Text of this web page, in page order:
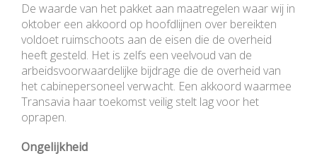
De waarde van het pakket aan maatregelen waar wij in
oktober een akkoord op hoofdlijnen over bereikten
voldoet ruimschoots aan de eisen die de overheid
heeft gesteld. Het is zelfs een veelvoud van de
arbeidsvoorwaardelijke bijdrage die de overheid van
het cabinepersoneel verwacht. Een akkoord waarmee
Transavia haar toekomst veilig stelt lag voor het
oprapen.
Ongelijkheid